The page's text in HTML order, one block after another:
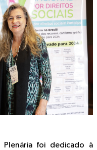
foi dedicado à